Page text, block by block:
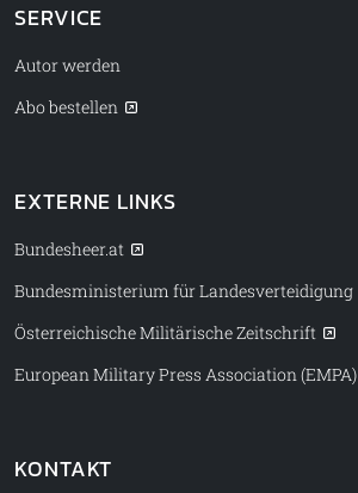
SERVICE
Autor werden
Abo bestellen
EXTERNE LINKS
Bundesheer.at
Bundesministerium für Landesverteidigung
Österreichische Militärische Zeitschrift
European Military Press Association (EMPA)
KONTAKT